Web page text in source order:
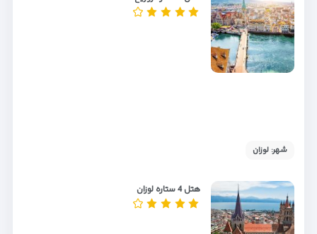
شهر: لوزان
هتل 4 ستاره لوزان